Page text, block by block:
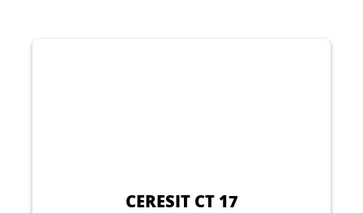
CERESIT CT 17